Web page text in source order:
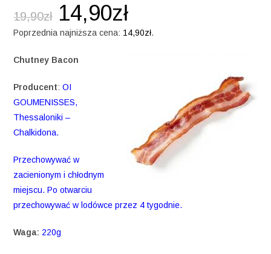
19,90zł 14,90zł
Poprzednia najniższa cena: 14,90zł.
Chutney Bacon
Producent:OI
GOUMENISSES,
Thessaloniki –
Chalkidona.
Przechowywać w
zacienionym i chłodnym
miejscu. Po otwarciu
przechowywać w lodówce przez 4 tygodnie.
Waga: 220g